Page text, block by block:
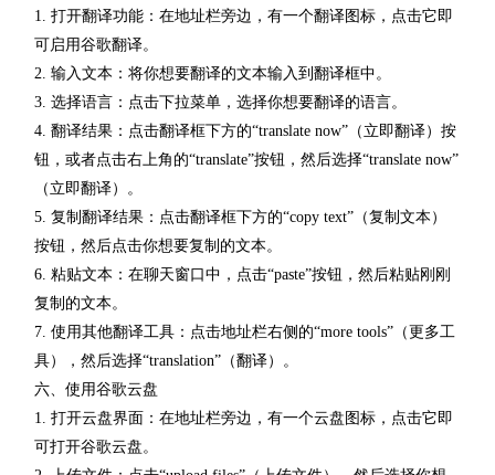
1. 打开翻译功能：在地址栏旁边，有一个翻译图标，点击它即
可启用谷歌翻译。
2. 输入文本：将你想要翻译的文本输入到翻译框中。
3. 选择语言：点击下拉菜单，选择你想要翻译的语言。
4. 翻译结果：点击翻译框下方的“translate now”（立即翻译）按
钮，或者点击右上角的“translate”按钮，然后选择“translate now”
（立即翻译）。
5. 复制翻译结果：点击翻译框下方的“copy text”（复制文本）
按钮，然后点击你想要复制的文本。
6. 粘贴文本：在聊天窗口中，点击“paste”按钮，然后粘贴刚刚
复制的文本。
7. 使用其他翻译工具：点击地址栏右侧的“more tools”（更多工
具），然后选择“translation”（翻译）。
六、使用谷歌云盘
1. 打开云盘界面：在地址栏旁边，有一个云盘图标，点击它即
可打开谷歌云盘。